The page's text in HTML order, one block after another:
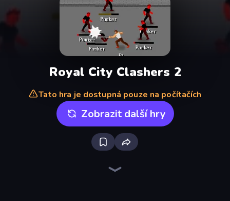
Royal City Clashers 2
Tato hra je dostupná pouze na počítačích
Zobrazit další hry